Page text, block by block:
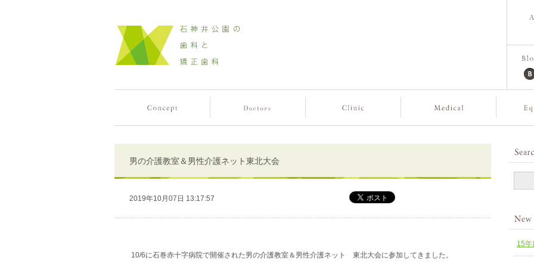
男の介護教室＆男性介護ネット東北大会
2019年10月07日 13:17:57
10/6に石巻赤十字病院で開催された男の介護教室＆男性介護ネット 東北大会に参加してきました。
15年